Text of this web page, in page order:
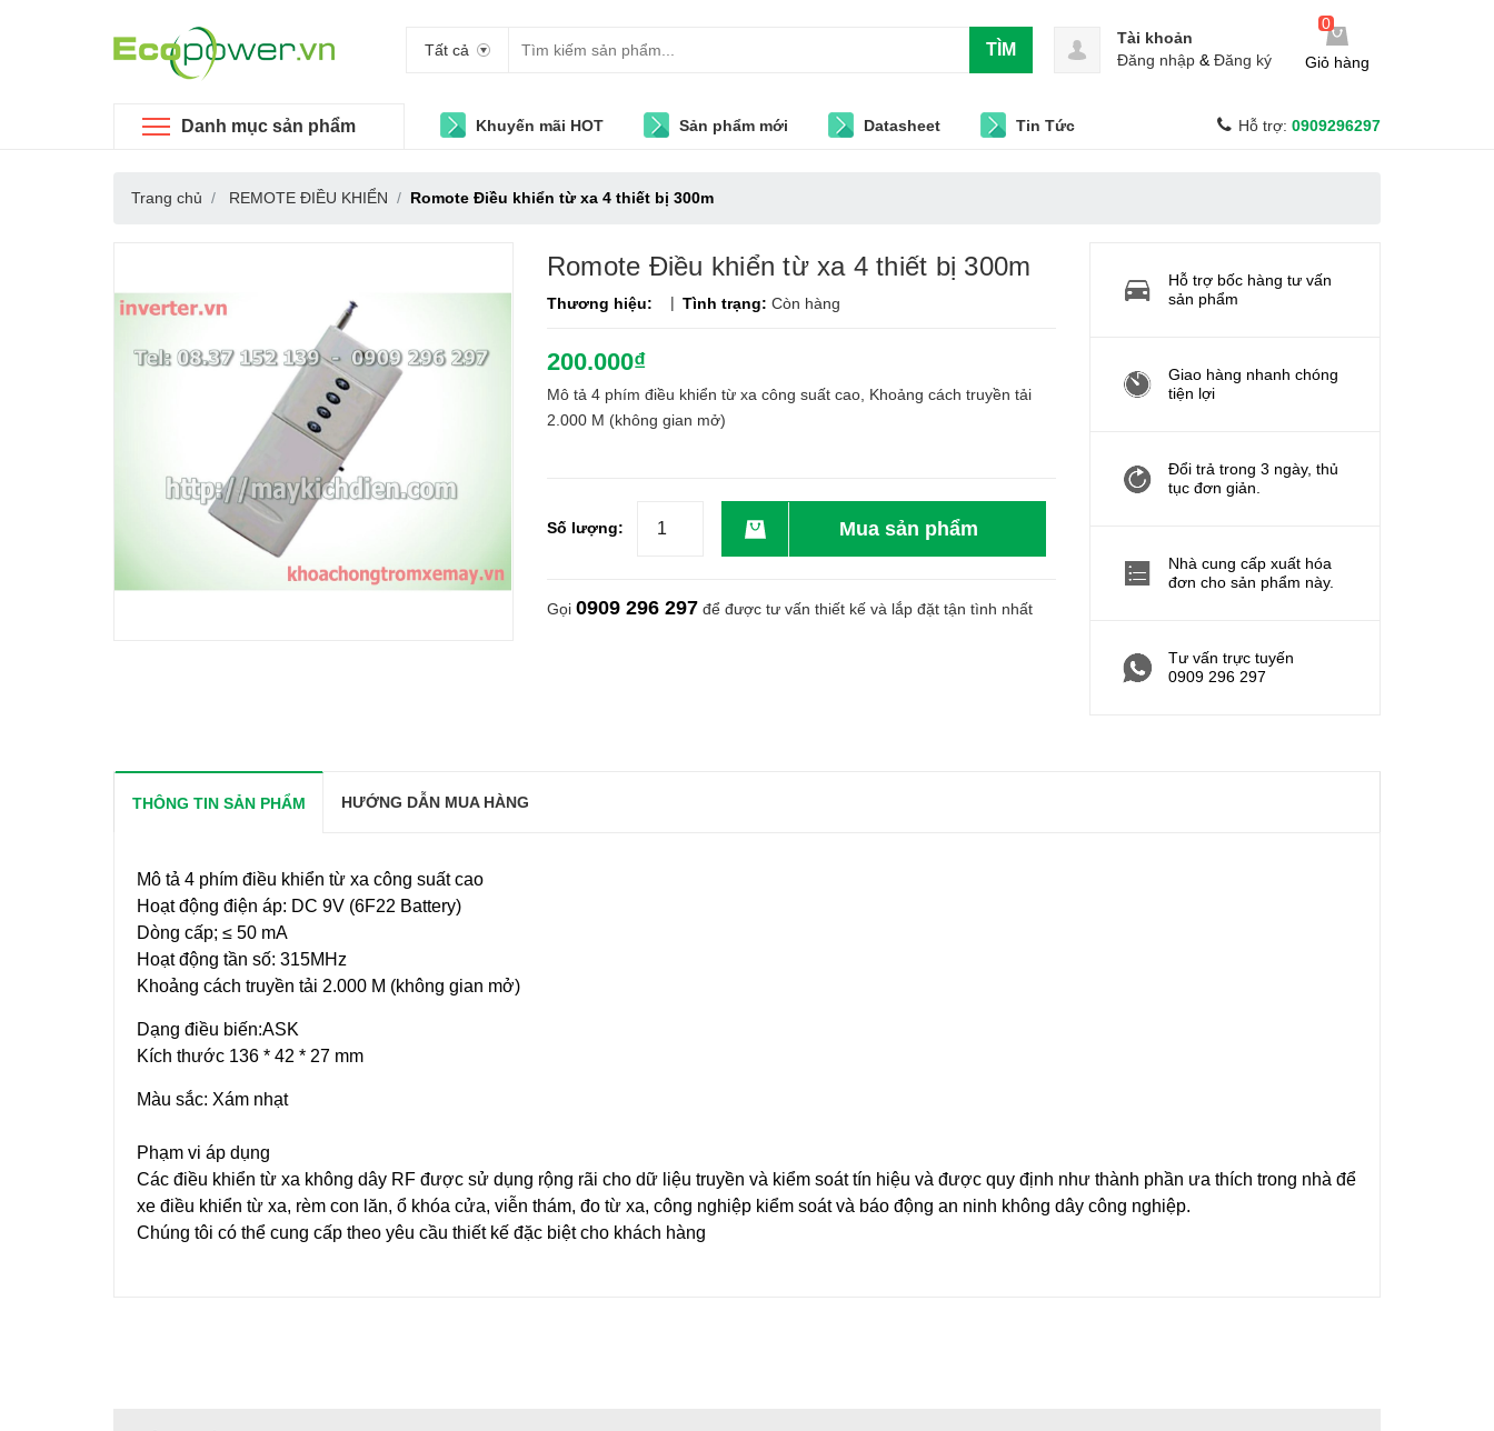
Tất cả TÌM
0
Giỏ hàng
Tài khoản
Đăng nhập & Đăng ký
Danh mục sản phẩm Khuyến mãi HOT Sản phẩm mới Datasheet Tin Tức Hỗ trợ: 0909296297
Trang chủ REMOTE ĐIỀU KHIỂN Romote Điều khiển từ xa 4 thiết bị 300m
Romote Điều khiển từ xa 4 thiết bị 300m
Thương hiệu: | Tình trạng: Còn hàng
200.000₫
Mô tả 4 phím điều khiển từ xa công suất cao, Khoảng cách truyền tải
2.000 M (không gian mở)
Số lượng: Mua sản phẩm
Gọi 0909 296 297 để được tư vấn thiết kế và lắp đặt tận tình nhất
Hỗ trợ bốc hàng tư vấn
sản phẩm
Giao hàng nhanh chóng
tiện lợi
Đổi trả trong 3 ngày, thủ
tục đơn giản.
Nhà cung cấp xuất hóa
đơn cho sản phẩm này.
Tư vấn trực tuyến
0909 296 297
THÔNG TIN SẢN PHẨM HƯỚNG DẪN MUA HÀNG
Mô tả 4 phím điều khiển từ xa công suất cao
Hoạt động điện áp: DC 9V (6F22 Battery)
Dòng cấp; ≤ 50 mA
Hoạt động tần số: 315MHz
Khoảng cách truyền tải 2.000 M (không gian mở)
Dạng điều biến:ASK
Kích thước 136 * 42 * 27 mm
Màu sắc: Xám nhạt
Phạm vi áp dụng
Các điều khiển từ xa không dây RF được sử dụng rộng rãi cho dữ liệu truyền và kiểm soát tín hiệu và được quy định như thành phần ưa thích trong nhà để
xe điều khiển từ xa, rèm con lăn, ổ khóa cửa, viễn thám, đo từ xa, công nghiệp kiểm soát và báo động an ninh không dây công nghiệp.
Chúng tôi có thể cung cấp theo yêu cầu thiết kế đặc biệt cho khách hàng